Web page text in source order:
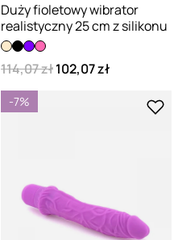
Duży fioletowy wibrator
realistyczny 25 cm z silikonu
114,07 zł102,07 zł
-7%